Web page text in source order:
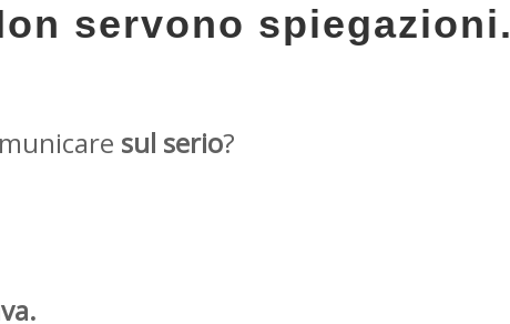
servono spiegazioni.
sul serio?